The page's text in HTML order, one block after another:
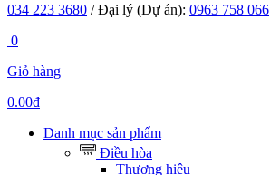
034 223 3680 / Đại lý (Dự án): 0963 758 066
0
Giỏ hàng
0.00đ
Danh mục sản phẩm
Điều hòa
Thương hiệu